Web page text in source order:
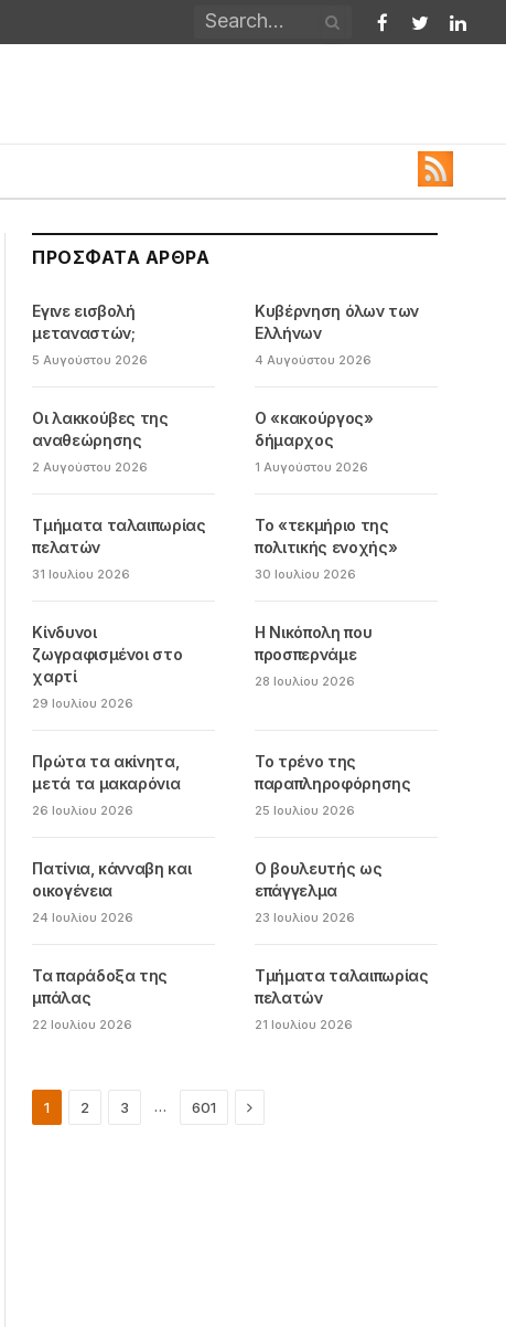
Facebook
Twitter
ΠΡΌΣΦΑΤΑ ΆΡΘΡΑ
Εγινε εισβολή
μεταναστών;
5 Αυγούστου 2026
Κυβέρνηση όλων των
Ελλήνων
4 Αυγούστου 2026
Οι λακκούβες της
αναθεώρησης
2 Αυγούστου 2026
Ο «κακούργος»
δήμαρχος
1 Αυγούστου 2026
Τμήματα ταλαιπωρίας
πελατών
31 Ιουλίου 2026
Το «τεκμήριο της
πολιτικής ενοχής»
30 Ιουλίου 2026
Κίνδυνοι
ζωγραφισμένοι στο
χαρτί
29 Ιουλίου 2026
Η Νικόπολη που
προσπερνάμε
28 Ιουλίου 2026
Πρώτα τα ακίνητα,
μετά τα μακαρόνια
26 Ιουλίου 2026
Το τρένο της
παραπληροφόρησης
25 Ιουλίου 2026
Πατίνια, κάνναβη και
οικογένεια
24 Ιουλίου 2026
Ο βουλευτής ως
επάγγελμα
23 Ιουλίου 2026
Τα παράδοξα της
μπάλας
22 Ιουλίου 2026
Τμήματα ταλαιπωρίας
πελατών
21 Ιουλίου 2026
1 2 3 … 601 Next